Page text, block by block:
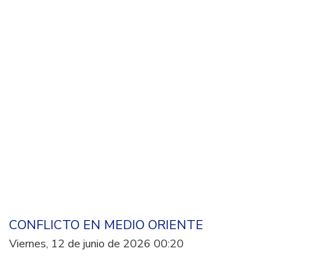
CONFLICTO EN MEDIO ORIENTE
Viernes, 12 de junio de 2026 00:20